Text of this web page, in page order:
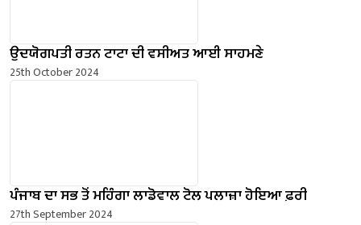
ਉਦਯੋਗਪਤੀ ਰਤਨ ਟਾਟਾ ਦੀ ਵਸੀਅਤ ਆਈ ਸਾਹਮਣੇ
25th October 2024
ਪੰਜਾਬ ਦਾ ਸਭ ਤੋਂ ਮਹਿੰਗਾ ਲਾਡੋਵਾਲ ਟੋਲ ਪਲਾਜ਼ਾ ਹੋਇਆ ਫ਼ਰੀ
27th September 2024